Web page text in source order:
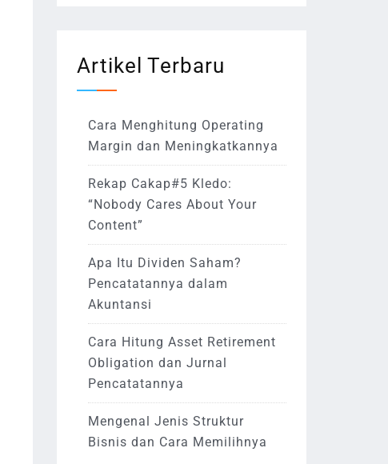
Artikel Terbaru
Cara Menghitung Operating
Margin dan Meningkatkannya
Rekap Cakap#5 Kledo:
“Nobody Cares About Your
Content”
Apa Itu Dividen Saham?
Pencatatannya dalam
Akuntansi
Cara Hitung Asset Retirement
Obligation dan Jurnal
Pencatatannya
Mengenal Jenis Struktur
Bisnis dan Cara Memilihnya